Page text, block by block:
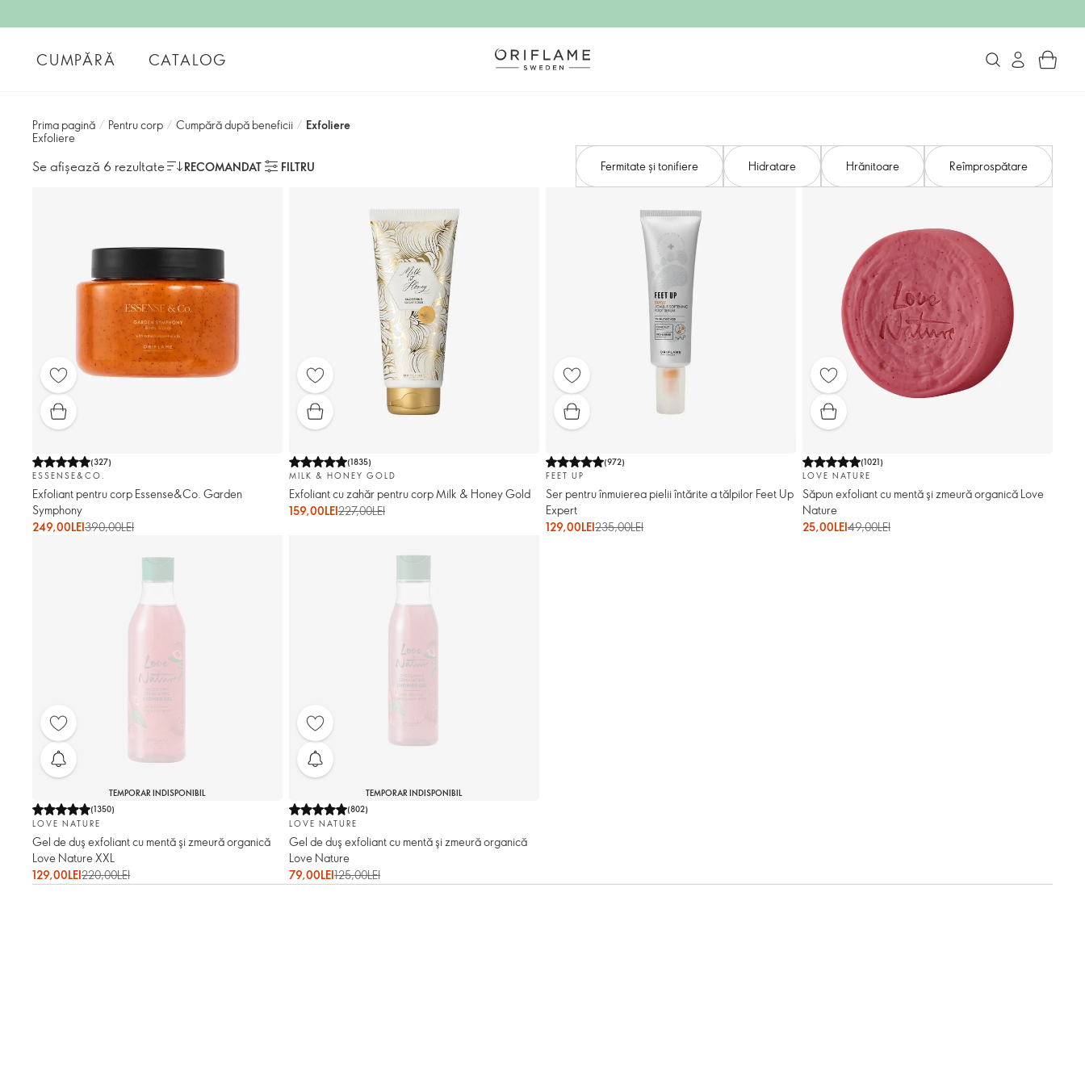
CUMPĂRĂ CATALOG
Prima pagină / Pentru corp / Cumpără după beneficii / Exfoliere
Exfoliere
Se afișează 6 rezultate RECOMANDAT FILTRU Fermitate și tonifiere Hidratare Hrănitoare Reîmprospătare
(327)
ESSENSE&CO.
Exfoliant pentru corp Essense&Co. Garden
Symphony
249,00LEI390,00LEI
(1835)
MILK & HONEY GOLD
Exfoliant cu zahăr pentru corp Milk & Honey Gold
159,00LEI227,00LEI
(972)
FEET UP
Ser pentru înmuierea pielii întărite a tălpilor Feet Up
Expert
129,00LEI235,00LEI
(1021)
LOVE NATURE
Săpun exfoliant cu mentă şi zmeură organică Love
Nature
25,00LEI49,00LEI
TEMPORAR INDISPONIBIL
(1350)
LOVE NATURE
Gel de duş exfoliant cu mentă şi zmeură organică
Love Nature XXL
129,00LEI220,00LEI
TEMPORAR INDISPONIBIL
(802)
LOVE NATURE
Gel de duş exfoliant cu mentă şi zmeură organică
Love Nature
79,00LEI125,00LEI